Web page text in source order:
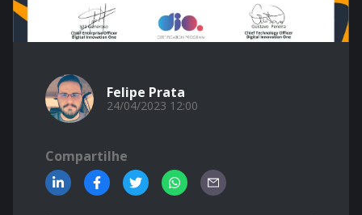
Felipe Prata
24/04/2023 12:00
Compartilhe